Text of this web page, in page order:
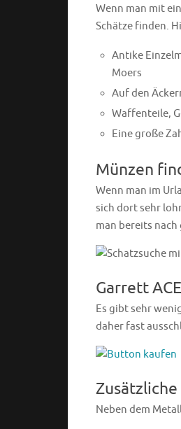
Wenn man mit
Schätze finden.
Antike
Moers
Auf den
Waffenteile,
Eine große
Münzen
Wenn man im
sich dort sehr
man bereits
Garrett
Es gibt sehr
daher fast
Neben dem